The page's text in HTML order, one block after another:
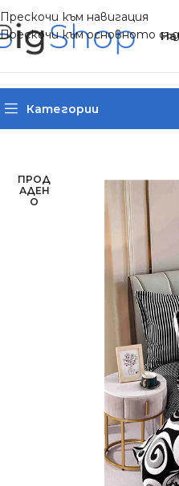
Прескочи към навигация
Прескочи към основното
Категории
ПРОД
АДЕН
О